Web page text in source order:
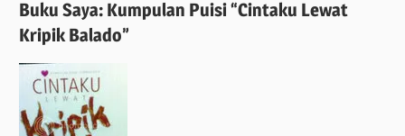
Buku Saya: Kumpulan Puisi “Cintaku Lewat
Kripik Balado”